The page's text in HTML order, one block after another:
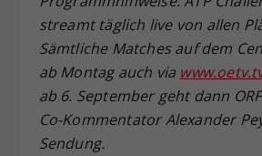
streamt täglich live von allen
Sämtliche Matches auf dem
ab Montag auch via
ab 6. September geht dann
Co-Kommentator Alexander
Sendung.